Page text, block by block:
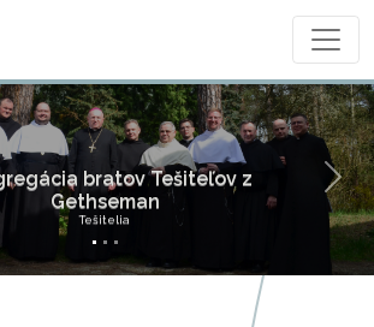
bratov Tešiteľov z
Gethseman
Tešitelia
Next